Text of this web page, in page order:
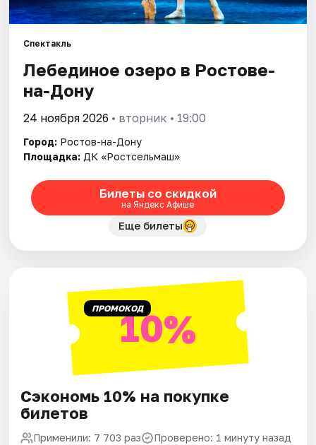
Площадки
Артисты
Спектакль
Лебединое озеро в Ростове-
на-Дону
24 ноября 2026 • вторник • 19:00
Город: Ростов-на-Дону
Площадка: ДК «Ростсельмаш»
Билеты со скидкой
на Яндекс Афише
Еще билеты
ПРОМОКОД10%
Сэкономь 10% на покупке
билетов
Применили: 7 703 раз Проверено: 1 минуту назад